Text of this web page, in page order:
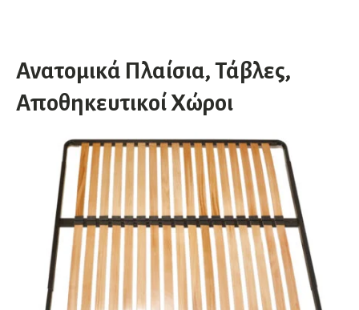
Ανατομικά Πλαίσια, Τάβλες,
Αποθηκευτικοί Χώροι